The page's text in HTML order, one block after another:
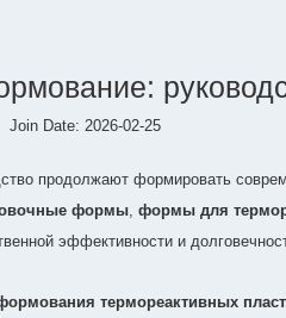
Join Date: 2026-02-25
продолжают формировать
формы, формы для
эффективности и
термореактивных